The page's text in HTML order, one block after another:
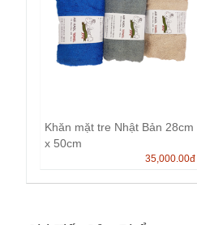
Khăn mặt tre Nhật Bản 28cm
x 50cm
35,000.00đ